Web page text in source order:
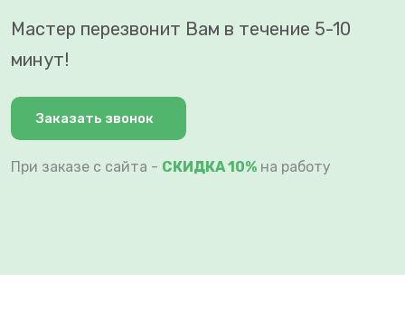
Мастер перезвонит Вам в течение 5-10
минут!
Заказать звонок
При заказе с сайта - СКИДКА 10% на работу